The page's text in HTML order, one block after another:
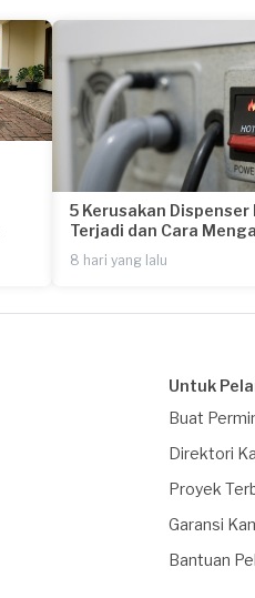
5 Kerusakan
Terjadi dan Cara
8 hari yang lalu
Untuk
Buat
Direktori
Proyek
Garansi
Bantuan